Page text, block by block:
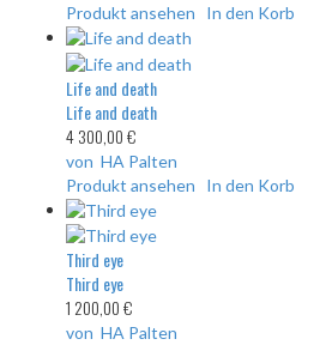
Produkt ansehen
In den Korb
Life and death
Life and death
4 300,00 €
von HA Palten
Produkt ansehen
In den Korb
Third eye
Third eye
1 200,00 €
von HA Palten